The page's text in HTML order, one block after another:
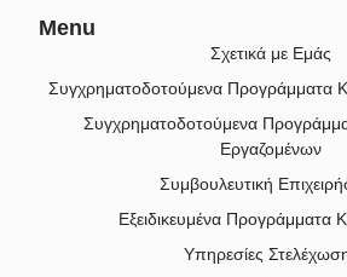
Menu
Σχετικά με Εμάς
Συγχρηματοδοτούμενα Προγράμματα
Συγχρηματοδοτούμενα
Εργαζομένων
Συμβουλευτική
Εξειδικευμένα Προγράμματα
Υπηρεσίες